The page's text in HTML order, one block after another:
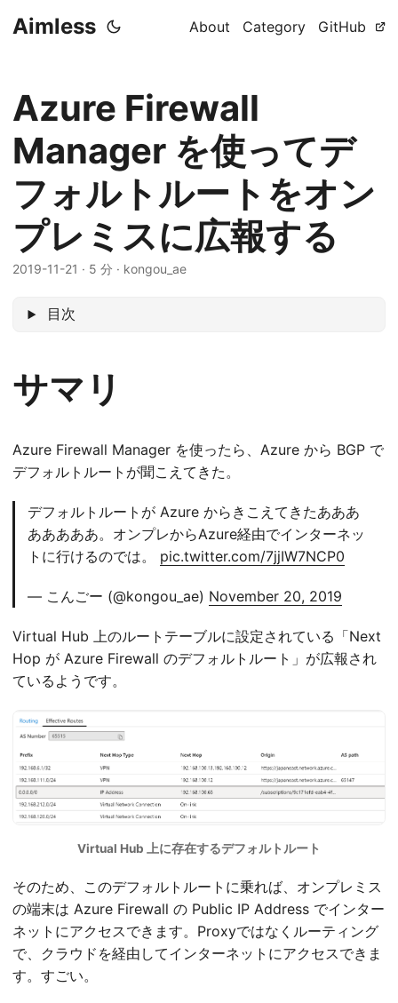
Aimless About Category GitHub
Azure Firewall
Manager を使ってデ
フォルトルートをオン
プレミスに広報する
2019-11-21 · 5 分 · kongou_ae
目次
サマリ
Azure Firewall Manager を使ったら、Azure から BGP で
デフォルトルートが聞こえてきた。
デフォルトルートが Azure からきこえてきたあああ
あああああ。オンプレからAzure経由でインターネッ
トに行けるのでは。 pic.twitter.com/7jjIW7NCP0
— こんごー (@kongou_ae) November 20, 2019
Virtual Hub 上のルートテーブルに設定されている「Next
Hop が Azure Firewall のデフォルトルート」が広報され
ているようです。
Virtual Hub 上に存在するデフォルトルート
そのため、このデフォルトルートに乗れば、オンプレミス
の端末は Azure Firewall の Public IP Address でインター
ネットにアクセスできます。Proxyではなくルーティング
で、クラウドを経由してインターネットにアクセスできま
す。すごい。